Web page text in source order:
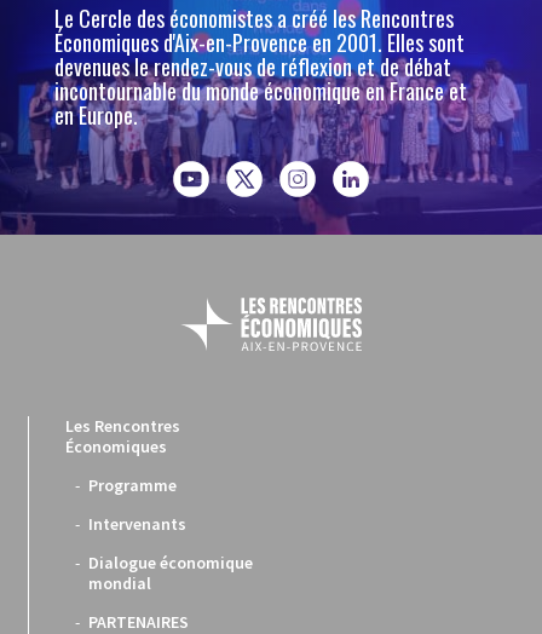
Le Cercle des économistes a créé les Rencontres
Économiques d'Aix-en-Provence en 2001. Elles sont
devenues le rendez-vous de réflexion et de débat
incontournable du monde économique en France et
en Europe.
Les Rencontres
Économiques
Programme
Intervenants
Dialogue économique
mondial
PARTENAIRES